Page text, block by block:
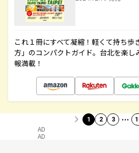
これ１冊にすべて凝縮！軽くて持ち歩
方」のコンパクトガイド。台北を楽し
報満載！
1 2 3 …
AD
AD